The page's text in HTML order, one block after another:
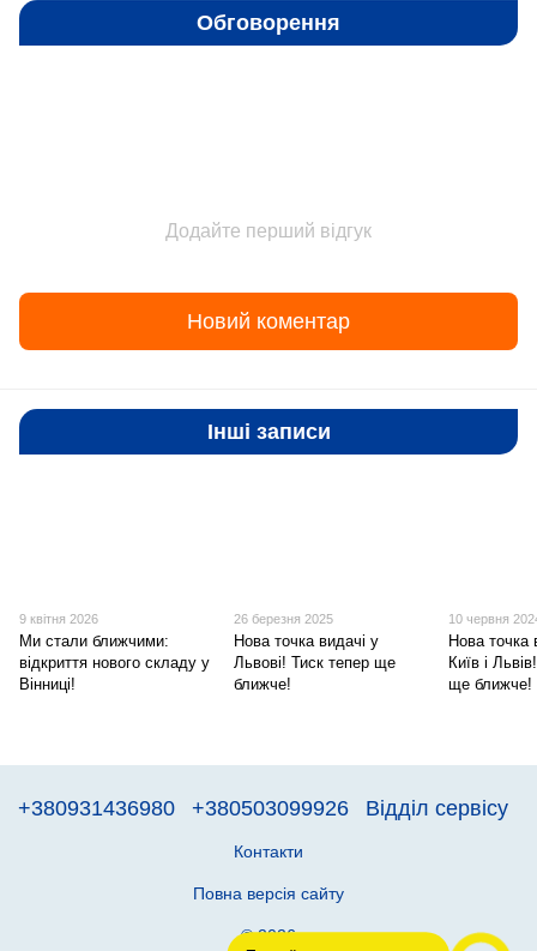
Обговорення
Додайте перший відгук
Новий коментар
Інші записи
9 квітня 2026
Ми стали ближчими:
відкриття нового складу у
Вінниці!
26 березня 2025
Нова точка видачі у
Львові! Тиск тепер ще
ближче!
10 червня
Нова точка
Київ і
ще ближче!
+380931436980 +380503099926 Відділ сервісу
Контакти
Повна версія сайту
© 2026